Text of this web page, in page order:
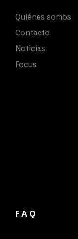
Quiénes somos
Contacto
Noticias
Focus
FAQ